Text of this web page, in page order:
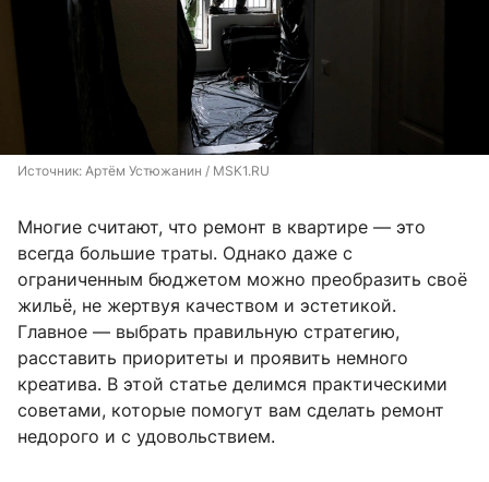
Источник: Артём Устюжанин / MSK1.RU
Многие считают, что ремонт в квартире — это
всегда большие траты. Однако даже с
ограниченным бюджетом можно преобразить своё
жильё, не жертвуя качеством и эстетикой.
Главное — выбрать правильную стратегию,
расставить приоритеты и проявить немного
креатива. В этой статье делимся практическими
советами, которые помогут вам сделать ремонт
недорого и с удовольствием.